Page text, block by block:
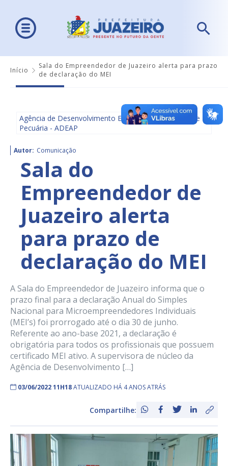
Início
Sala do Empreendedor de Juazeiro alerta para prazo
de declaração do MEI
Agência de Desenvolvimento Econômico, Agricultura e
Pecuária - ADEAP
Autor: Comunicação
Sala do
Empreendedor de
Juazeiro alerta
para prazo de
declaração do MEI
A Sala do Empreendedor de Juazeiro informa que o
prazo final para a declaração Anual do Simples
Nacional para Microempreendedores Individuais
(MEI’s) foi prorrogado até o dia 30 de junho.
Referente ao ano-base 2021, a declaração é
obrigatória para todos os profissionais que possuem
certificado MEI ativo. A supervisora de núcleo da
Agência de Desenvolvimento […]
03/06/2022 11H18ATUALIZADO HÁ 4 ANOS ATRÁS
Compartilhe: